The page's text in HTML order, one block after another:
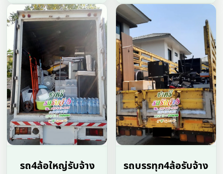
รถ4ล้อใหญ่รับจ้าง
รถบรรทุก4ล้อรับจ้าง